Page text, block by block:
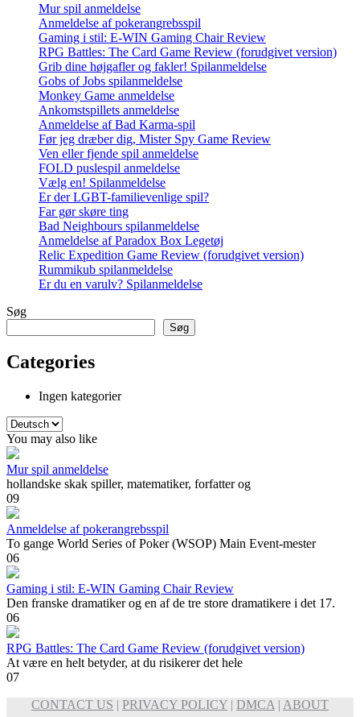
Mur spil anmeldelse
Anmeldelse af pokerangrebsspil
Gaming i stil: E-WIN Gaming Chair Review
RPG Battles: The Card Game Review (forudgivet version)
Grib dine højgafler og fakler! Spilanmeldelse
Gobs of Jobs spilanmeldelse
Monkey Game anmeldelse
Ankomstspillets anmeldelse
Anmeldelse af Bad Karma-spil
Før jeg dræber dig, Mister Spy Game Review
Ven eller fjende spil anmeldelse
FOLD puslespil anmeldelse
Vælg en! Spilanmeldelse
Er der LGBT-familievenlige spil?
Far gør skøre ting
Bad Neighbours spilanmeldelse
Anmeldelse af Paradox Box Legetøj
Relic Expedition Game Review (forudgivet version)
Rummikub spilanmeldelse
Er du en varulv? Spilanmeldelse
Søg
Søg
Categories
Ingen kategorier
Vælg
sprog
You may also like
Mur spil anmeldelse
hollandske skak spiller, matematiker, forfatter og
09
Anmeldelse af pokerangrebsspil
To gange World Series of Poker (WSOP) Main Event-mester
06
Gaming i stil: E-WIN Gaming Chair Review
Den franske dramatiker og en af ​​de tre store dramatikere i det 17.
06
RPG Battles: The Card Game Review (forudgivet version)
At være en helt betyder, at du risikerer det hele
07
CONTACT US | PRIVACY POLICY | DMCA | ABOUT